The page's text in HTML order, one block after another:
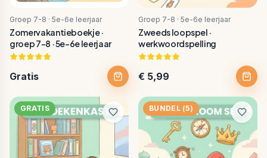
Groep 7-8 · 5e-6e leerjaar
Zomervakantieboekje ·
groep 7-8 · 5e-6e leerjaar
Gratis
Groep 7-8 · 5e-6e leerjaar
Zweeds loopspel ·
werkwoordspelling
€ 5,99
GRATIS BUNDEL (5)